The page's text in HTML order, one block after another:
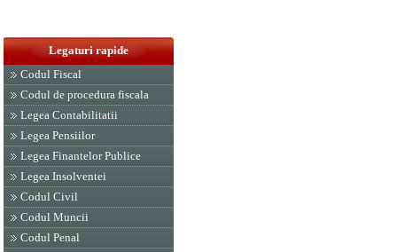
Legaturi rapide
Codul Fiscal
Codul de procedura fiscala
Legea Contabilitatii
Legea Pensiilor
Legea Finantelor Publice
Legea Insolventei
Codul Civil
Codul Muncii
Codul Penal